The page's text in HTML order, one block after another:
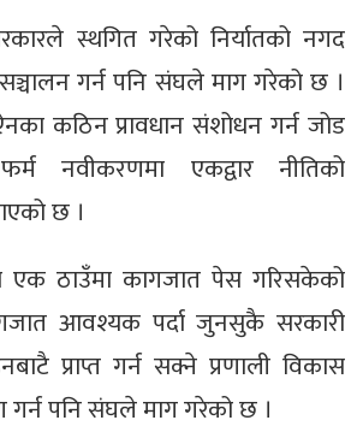
स्थगित गरेको निर्यातको नगद
गर्न पनि संघले माग गरेको छ ।
कठिन प्रावधान संशोधन गर्न जोड
नवीकरणमा एकद्वार नीतिको
छ ।
एक ठाउँमा कागजात पेस गरिसकेको
आवश्यक पर्दा जुनसुकै सरकारी
प्राप्त गर्न सक्ने प्रणाली विकास
गर्न पनि संघले माग गरेको छ ।